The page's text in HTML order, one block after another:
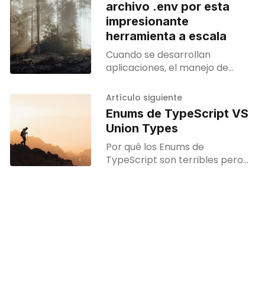
archivo .env por esta
impresionante
herramienta a escala
Cuando se desarrollan
aplicaciones, el manejo de
claves API, credenciales de
bases de datos y ajustes de
configuración es crucial.
Garantizar que
Artículo siguiente
Enums de TypeScript VS
Union Types
Por qué los Enums de
TypeScript son terribles pero